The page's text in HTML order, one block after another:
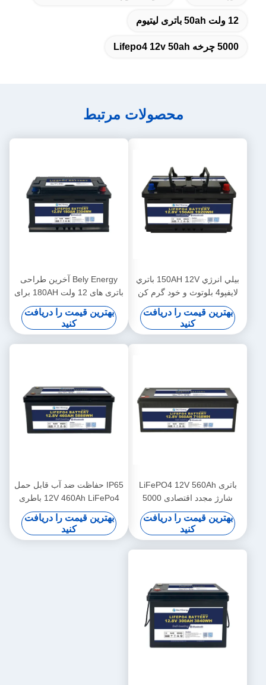
12 ولت 50ah باتری لیتیوم
5000 چرخه Lifepo4 12v 50ah
محصولات مرتبط
بيلي انرژي 150AH 12V باتري
لايفپو4 بلوتوث و خود گرم کن
براي يخت پزشکي
بهترین قیمت را دریافت
کنید
Bely Energy آخرین طراحی
باتری های 12 ولت 180AH برای
بلوتوث برای ایستگاه پایه ذخیره
انرژی UPS RV
بهترین قیمت را دریافت
کنید
باتری LiFePO4 12V 560Ah
شارژ مجدد اقتصادی 5000
چرخه 12v Lifepo4 باتری پیک
بهترین قیمت را دریافت
کنید
IP65 حفاظت ضد آب قابل حمل
12V 460Ah LiFePo4 باطری
عمر طولانی برای اتومبیل
بهترین قیمت را دریافت
کنید